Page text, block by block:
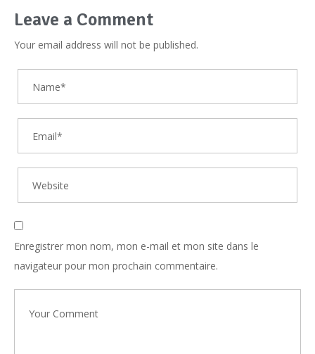
Leave a Comment
Your email address will not be published.
Enregistrer mon nom, mon e-mail et mon site dans le
navigateur pour mon prochain commentaire.